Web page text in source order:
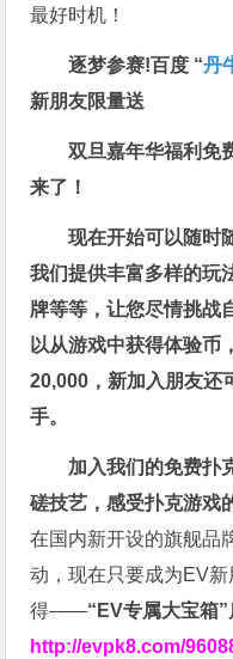
最好时机！
逐梦参赛!百度 “丹
新朋友限量送
双旦嘉年华福利免
来了！
现在开始可以随时
我们提供丰富多样的玩
牌等等，让您尽情挑战
以从游戏中获得体验币
20,000，新加入朋友还
手。
加入我们的免费扑
磋技艺，感受扑克游戏
在国内新开设的旗舰品
动，现在只要成为EV
得——“EV专属大宝箱”
http://evpk8.com/